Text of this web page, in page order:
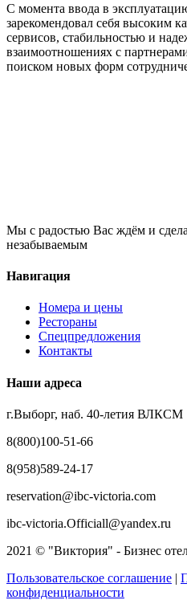
С момента ввода в
зарекомендовал себя высоким
сервисов, стабильностью и
взаимоотношениях с
поиском новых форм
Мы с радостью Вас ждём и
незабываемым
Навигация
Номера и цены
Рестораны
Спецпредложения
Контакты
Наши адреса
г.Выборг, наб. 40-летия ВЛКСМ
8(800)100-51-66
8(958)589-24-17
reservation@ibc-victoria.com
ibc-victoria.Officiall@yandex.ru
2021 © "Виктория" - Бизнес
Пользовательское соглашение |
конфиденциальности